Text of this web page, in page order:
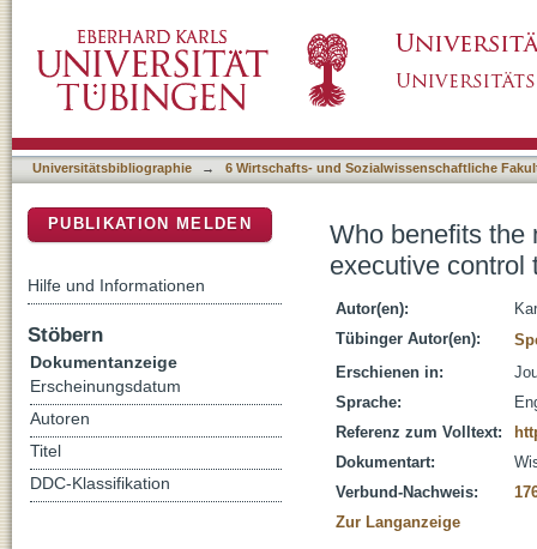
the lifespan
Universitätsbibliographie → 6 Wirtschafts- und Sozialwissenschaftliche
Who benefits the
executive control
Autor(en):
Tübinger Autor(en):
Erschienen in:
Sprache:
Referenz zum Volltext:
Dokumentart:
Verbund-Nachweis:
Zur Langanzeige
PUBLIKATION MELDEN
Hilfe und Informationen
Stöbern
Dokumentanzeige
Erscheinungsdatum
Autoren
Titel
DDC-Klassifikation